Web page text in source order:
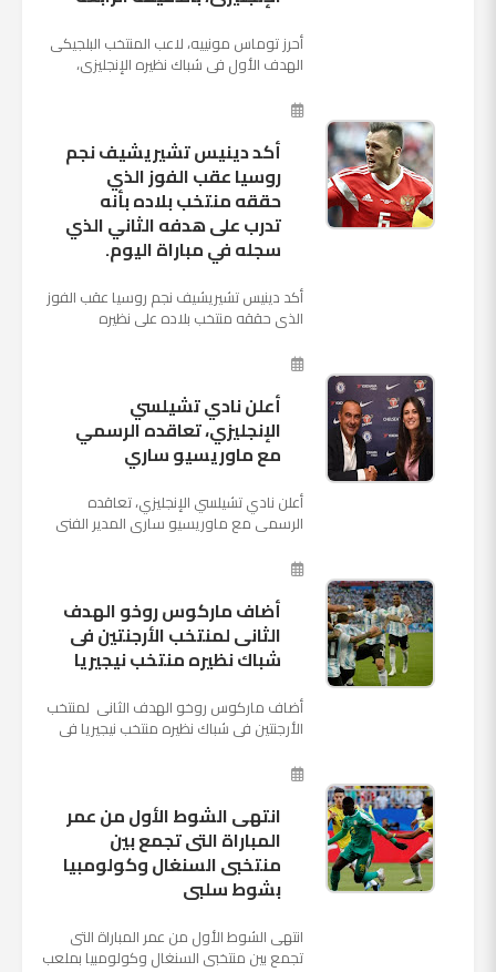
أحرز توماس مونييه، لاعب المنتخب البلجيكى
الهدف الأول فى شباك نظيره الإنجليزى،
بينهما حاليا على م...
أكد دينيس تشيريشيف نجم
روسيا عقب الفوز الذي
حققه منتخب بلاده بأنه
تدرب على هدفه الثاني الذي
سجله في مباراة اليوم.
أكد دينيس تشيريشيف نجم روسيا عقب الفوز
الذي حققه منتخب بلاده على نظيره
كأس العالم بأنه تدرب على هد...
أعلن نادي تشيلسي
الإنجليزي، تعاقده الرسمي
مع ماوريسيو ساري
أعلن نادي تشيلسي الإنجليزي، تعاقده
الرسمي مع ماوريسيو ساري المدير الفني
المقبل وخلافة أنطونيو كو...
أضاف ماركوس روخو الهدف
الثانى لمنتخب الأرجنتين فى
شباك نظيره منتخب نيجيريا
أضاف ماركوس روخو الهدف الثانى لمنتخب
الأرجنتين فى شباك نظيره منتخب نيجيريا فى
"كريستوفسك...
انتهى الشوط الأول من عمر
المباراة التى تجمع بين
منتخبى السنغال وكولومبيا
بشوط سلبى
انتهى الشوط الأول من عمر المباراة التى
تجمع بين منتخبى السنغال وكولومبيا بملعب